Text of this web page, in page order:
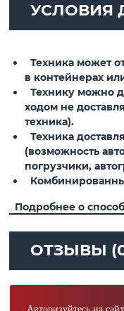
УСЛОВИЯ
Техника может
в контейнерах
Технику можно
ходом не
техника).
Техника
(возможность
погрузчики,
Подробнее о
ОТЗЫВЫ